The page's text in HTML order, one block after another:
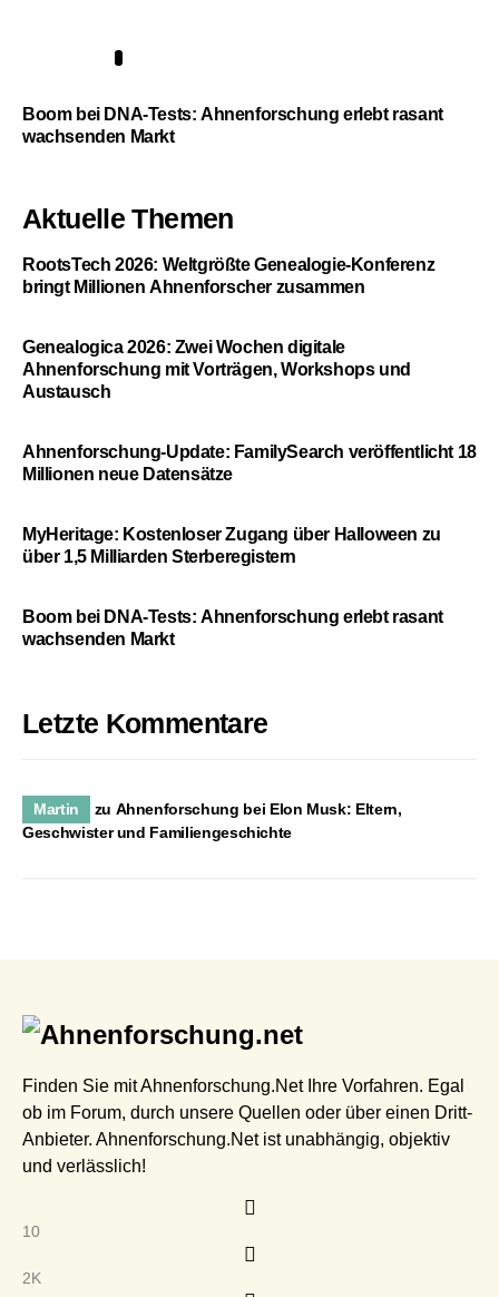
Boom bei DNA-Tests: Ahnenforschung erlebt rasant
wachsenden Markt
Aktuelle Themen
RootsTech 2026: Weltgrößte Genealogie-Konferenz
bringt Millionen Ahnenforscher zusammen
Genealogica 2026: Zwei Wochen digitale
Ahnenforschung mit Vorträgen, Workshops und
Austausch
Ahnenforschung-Update: FamilySearch veröffentlicht 18
Millionen neue Datensätze
MyHeritage: Kostenloser Zugang über Halloween zu
über 1,5 Milliarden Sterberegistern
Boom bei DNA-Tests: Ahnenforschung erlebt rasant
wachsenden Markt
Letzte Kommentare
Martin zu Ahnenforschung bei Elon Musk: Eltern,
Geschwister und Familiengeschichte
Finden Sie mit Ahnenforschung.Net Ihre Vorfahren. Egal
ob im Forum, durch unsere Quellen oder über einen Dritt-
Anbieter. Ahnenforschung.Net ist unabhängig, objektiv
und verlässlich!
10
2K